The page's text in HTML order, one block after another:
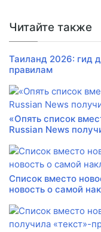
Читайте также
Таиланд 2026: гид
правилам
«Опять список
Russian News
Список вместо
новость о самой